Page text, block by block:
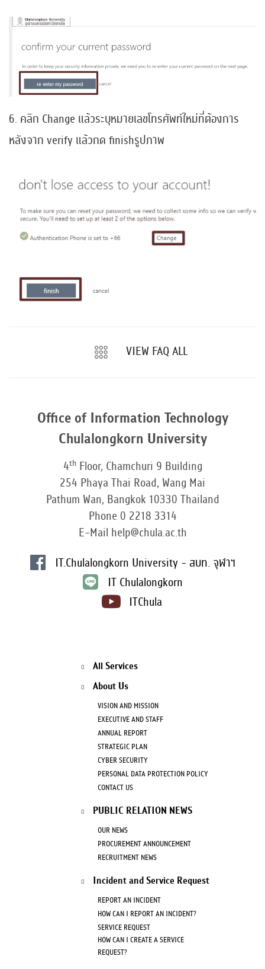
6. คลิก Change แล้วระบุหมายเลขโทรศัพท์ใหม่ที่ต้องการ
หลังจาก verify แล้วกด finishรูปภาพ
VIEW FAQ ALL
Office of Information Technology
Chulalongkorn University
4thFloor, Chamchuri 9 Building
254 Phaya Thai Road, Wang Mai
Pathum Wan, Bangkok 10330 Thailand
Phone 0 2218 3314
E-Mail help@chula.ac.th
IT.Chulalongkorn University - สบท. จุฬาฯ
IT Chulalongkorn
ITChula
All Services
About Us
VISION AND MISSION
EXECUTIVE AND STAFF
ANNUAL REPORT
STRATEGIC PLAN
CYBER SECURITY
PERSONAL DATA PROTECTION POLICY
CONTACT US
PUBLIC RELATION NEWS
OUR NEWS
PROCUREMENT ANNOUNCEMENT
RECRUITMENT NEWS
Incident and Service Request
REPORT AN INCIDENT
HOW CAN I REPORT AN INCIDENT?
SERVICE REQUEST
HOW CAN I CREATE A SERVICE
REQUEST?